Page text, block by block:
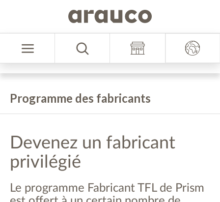
Navigationsmenü
Sprache
auswählen
Programme des fabricants
Devenez un fabricant
privilégié
​​​​​​​Le programme Fabricant TFL de Prism